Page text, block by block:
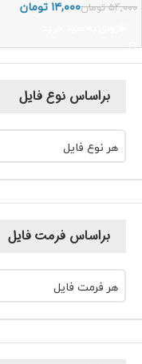
براساس نوع فایل
هر نوع فایل
براساس فرمت فایل
هر فرمت فایل
۵۴,۰۰۰تومان۱۴,۰۰۰ تومان